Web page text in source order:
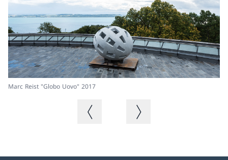
Marc Reist "Globo Uovo" 2017
Vorheriges BildNächstes Bild